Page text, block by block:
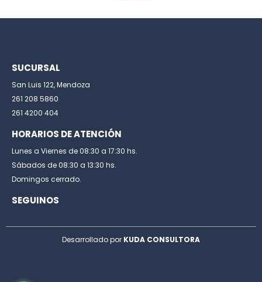
SUCURSAL
San Luis 122, Mendoza
261 208 5860
261 4200 404
HORARIOS DE ATENCIÓN
Lunes a Viernes de 08:30 a 17:30 hs.
Sábados de 08:30 a 13:30 hs.
Domingos cerrado.
SEGUINOS
Desarrollado por KUDA CONSULTORA